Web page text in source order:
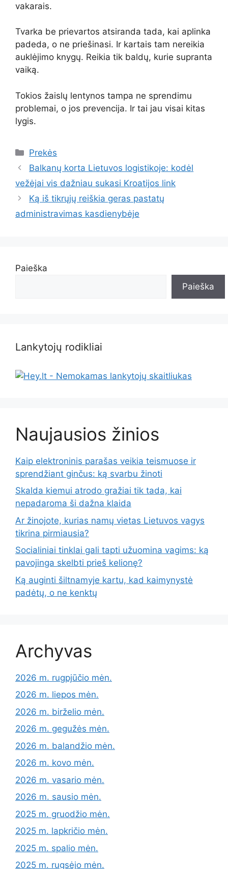
vakarais.
Tvarka be prievartos atsiranda tada, kai aplinka
padeda, o ne priešinasi. Ir kartais tam nereikia
auklėjimo knygų. Reikia tik baldų, kurie supranta
vaiką.
Tokios žaislų lentynos tampa ne sprendimu
problemai, o jos prevencija. Ir tai jau visai kitas
lygis.
Kategorijos
Prekės
Balkanų korta Lietuvos logistikoje: kodėl
vežėjai vis dažniau sukasi Kroatijos link
Ką iš tikrųjų reiškia geras pastatų
administravimas kasdienybėje
Paieška
Paieška
Lankytojų rodikliai
Naujausios žinios
Kaip elektroninis parašas veikia teismuose ir
sprendžiant ginčus: ką svarbu žinoti
Skalda kiemui atrodo gražiai tik tada, kai
nepadaroma ši dažna klaida
Ar žinojote, kurias namų vietas Lietuvos vagys
tikrina pirmiausia?
Socialiniai tinklai gali tapti užuomina vagims: ką
pavojinga skelbti prieš kelionę?
Ką auginti šiltnamyje kartu, kad kaimynystė
padėtų, o ne kenktų
Archyvas
2026 m. rugpjūčio mėn.
2026 m. liepos mėn.
2026 m. birželio mėn.
2026 m. gegužės mėn.
2026 m. balandžio mėn.
2026 m. kovo mėn.
2026 m. vasario mėn.
2026 m. sausio mėn.
2025 m. gruodžio mėn.
2025 m. lapkričio mėn.
2025 m. spalio mėn.
2025 m. rugsėjo mėn.